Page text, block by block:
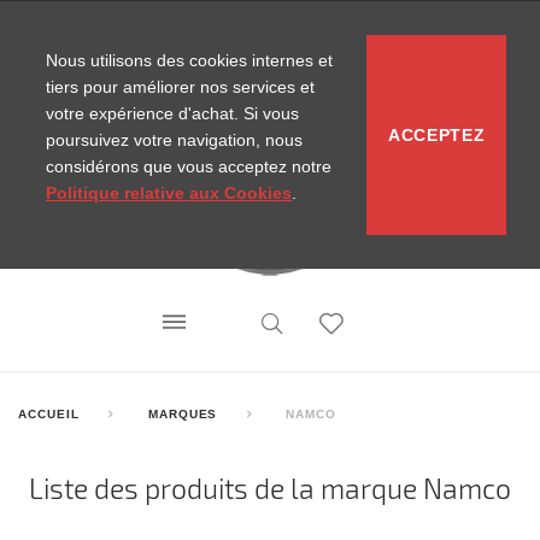
ACCUEIL MARQUES NAMCO
Liste des produits de la marque Namco
Nous utilisons des cookies internes et
tiers pour améliorer nos services et
votre expérience d'achat. Si vous
poursuivez votre navigation, nous
considérons que vous acceptez notre
Politique relative aux Cookies
ACCEPTEZ